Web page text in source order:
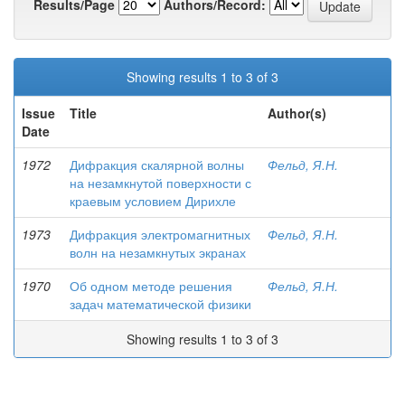
Results/Page
Authors/Record:
Showing results 1 to 3 of 3
Issue
Date
Title Author(s)
1972
Дифракция скалярной волны
на незамкнутой поверхности с
краевым условием Дирихле
Фельд, Я.Н.
1973
Дифракция электромагнитных
волн на незамкнутых экранах
Фельд, Я.Н.
1970
Об одном методе решения
задач математической физики
Фельд, Я.Н.
Showing results 1 to 3 of 3